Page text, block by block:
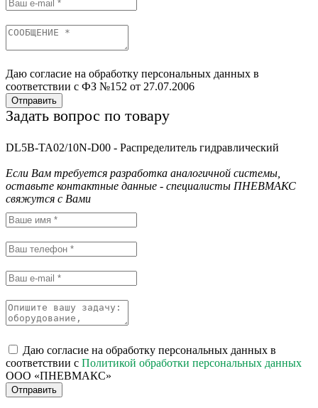
Даю согласие на обработку персональных данных в
соответствии с ФЗ №152 от 27.07.2006
Отправить
Задать вопрос по товару
DL5B-TA02/10N-D00 - Распределитель гидравлический
Если Вам требуется разработка аналогичной системы,
оставьте контактные данные - специалисты ПНЕВМАКС
свяжутся с Вами
Даю согласие на обработку персональных данных в
соответствии с Политикой обработки персональных данных
ООО «ПНЕВМАКС»
Отправить